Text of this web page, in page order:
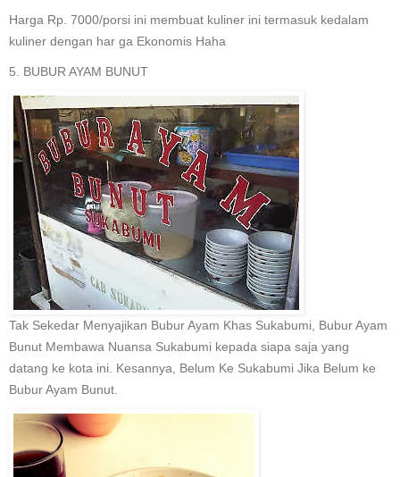
Harga Rp. 7000/porsi ini membuat kuliner ini termasuk kedalam
kuliner dengan har ga Ekonomis Haha
5. BUBUR AYAM BUNUT
Tak Sekedar Menyajikan Bubur Ayam Khas Sukabumi, Bubur Ayam
Bunut Membawa Nuansa Sukabumi kepada siapa saja yang
datang ke kota ini. Kesannya, Belum Ke Sukabumi Jika Belum ke
Bubur Ayam Bunut.